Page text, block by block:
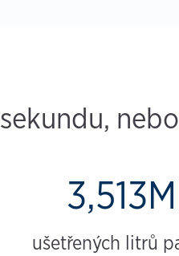
3,513M
ušetřených litrů